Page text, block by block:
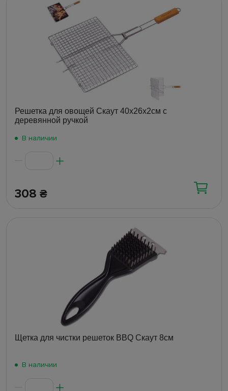
Решетка для овощей Скаут 40х26х2см с
деревянной ручкой
В наличии
308 ₴
Щетка для чистки решеток BBQ Скаут 8см
В наличии